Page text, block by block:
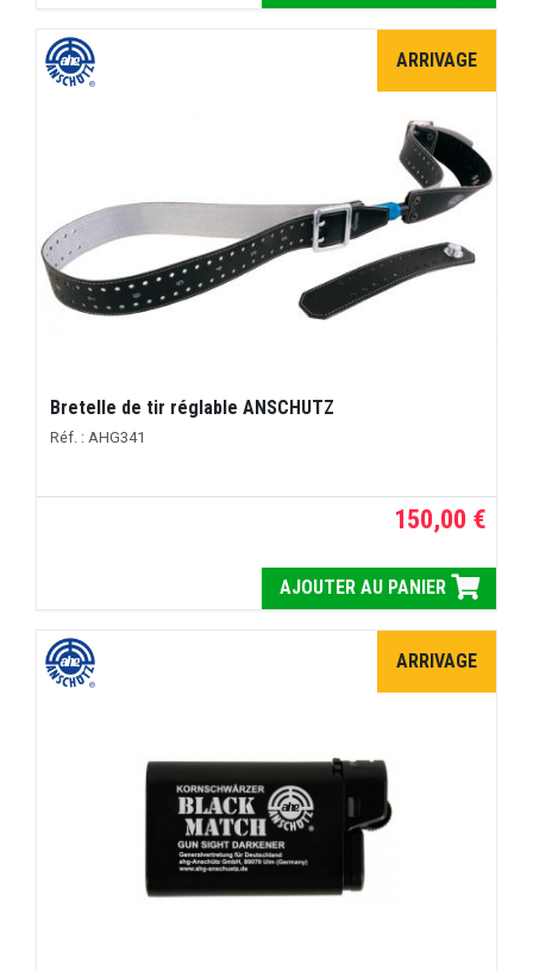
ARRIVAGE
Bretelle de tir réglable ANSCHUTZ
Réf. : AHG341
150,00 €
AJOUTER AU PANIER
ARRIVAGE